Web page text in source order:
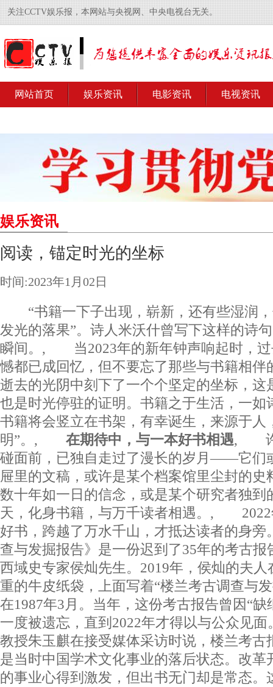
关注CCTV娱乐报，本网站与央视网、中央电视台无关。
网站首页 娱乐资讯 电影资讯 电视资讯
娱乐资讯
阅读，锚定时光的坐标
时间:2023年1月02日
“书籍一下子出现，崭新，还有些湿润，
发光的落果”。诗人米沃什曾写下这样的诗
瞬间。, 当2023年的新年钟声响起时，过
憾都已成回忆，但不要忘了那些与书籍相伴
逝去的光阴中刻下了一个个坚定的坐标，这
也是时光停驻的证明。书籍之于生活，一如
书籍将会竖立在书架，有幸诞生，来源于人
明”。, 在期待中，与一本好书相遇, 许
碰面前，已独自走过了漫长的岁月——它们
屉里的文稿，或许是某个档案馆里尘封的史
数十年如一日的信念，或是某个研究者独到
天，化身书籍，与万千读者相遇。, 2022
好书，跨越了万水千山，才抵达读者的
查与发掘报告》是一份迟到了35年的考古报
西域史专家侯灿先生。2019年，侯灿的夫
重的牛皮纸袋，上面写着“楼兰考古调查与
在1987年3月。当年，这份考古报告曾因“缺
一度被遗忘，直到2022年才得以与公众见
教授朱玉麒在接受媒体采访时说，楼兰考古
是当时中国学术文化事业的落后状态。改革
的事业心得到激发，但出书无门却是常态。